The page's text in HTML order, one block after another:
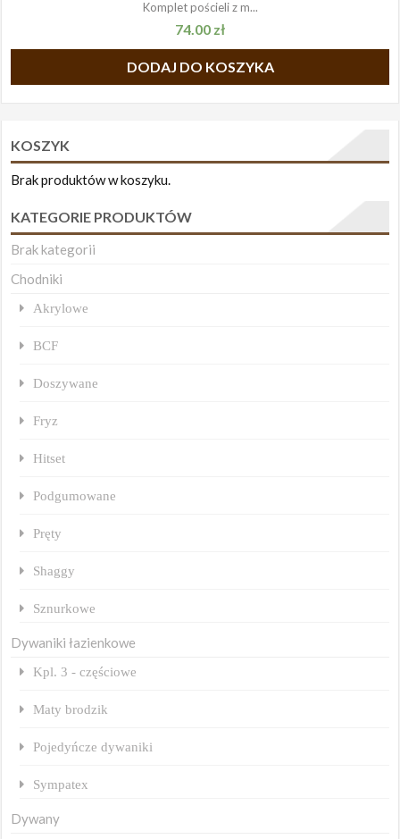
Komplet pościeli z m...
74.00 zł
DODAJ DO KOSZYKA
KOSZYK
Brak produktów w koszyku.
KATEGORIE PRODUKTÓW
Brak kategorii
Chodniki
Akrylowe
BCF
Doszywane
Fryz
Hitset
Podgumowane
Pręty
Shaggy
Sznurkowe
Dywaniki łazienkowe
Kpl. 3 - częściowe
Maty brodzik
Pojedyńcze dywaniki
Sympatex
Dywany